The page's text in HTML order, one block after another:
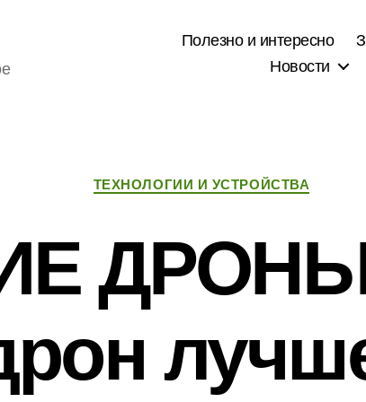
Полезно и интересно
Новости
Рубрики
ТЕХНОЛОГИИ И УСТРОЙСТВА